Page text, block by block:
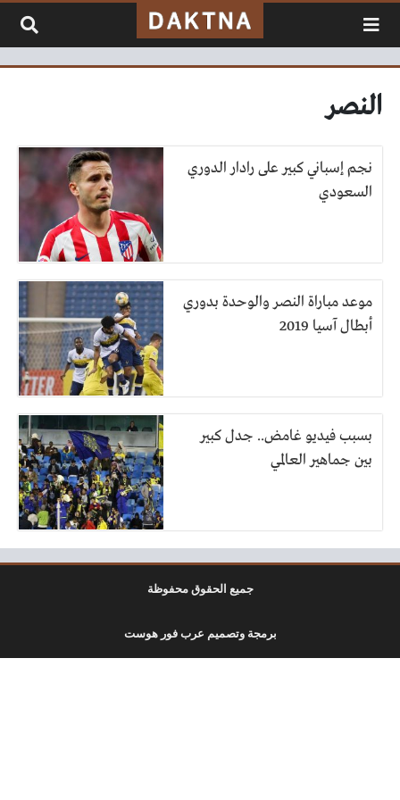
النصر
نجم إسباني كبير على رادار الدوري
السعودي
موعد مباراة النصر والوحدة بدوري
أبطال آسيا 2019
بسبب فيديو غامض.. جدل كبير
بين جماهير العالمي
جميع الحقوق محفوظة
برمجة وتصميم عرب فور هوست